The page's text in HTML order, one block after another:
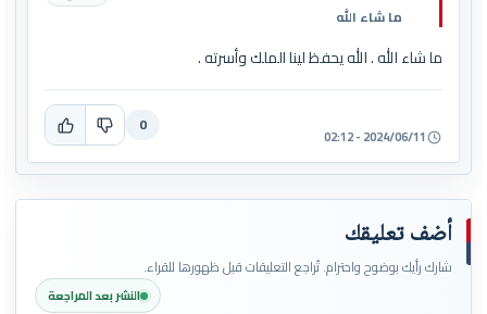
ما شاء الله
ما شاء الله . الله يحفظ لينا الملك وأسرته .
2024/06/11 - 02:12
0
أضف تعليقك
شارك رأيك بوضوح واحترام. تُراجع التعليقات قبل ظهورها للقراء.
النشر بعد المراجعة